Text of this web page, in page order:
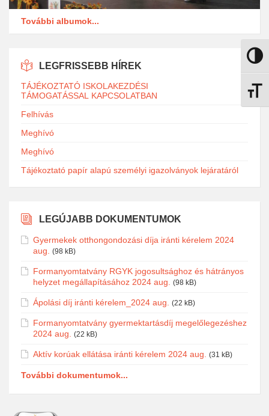
Nagy
További albumok...
LEGFRISSEBB HÍREK
TÁJÉKOZTATÓ ISKOLAKEZDÉSI
TÁMOGATÁSSAL KAPCSOLATBAN
Felhívás
Meghívó
Meghívó
Tájékoztató papír alapú személyi igazolványok lejáratáról
LEGÚJABB DOKUMENTUMOK
Gyermekek otthongondozási díja iránti kérelem 2024
aug.
(98 kB)
Formanyomtatvány RGYK jogosultsághoz és hátrányos
helyzet megállapításához 2024 aug.
(98 kB)
Ápolási díj iránti kérelem_2024 aug. (22 kB)
Formanyomtatvány gyermektartásdíj megelőlegezéshez
2024 aug.
(22 kB)
Aktív korúak ellátása iránti kérelem 2024 aug. (31 kB)
További dokumentumok...